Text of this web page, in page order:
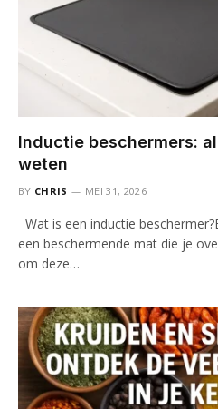
Inductie beschermers:
weten
BY CHRIS MEI 31, 2026
Wat is een inductie
een beschermende mat die je
om deze…